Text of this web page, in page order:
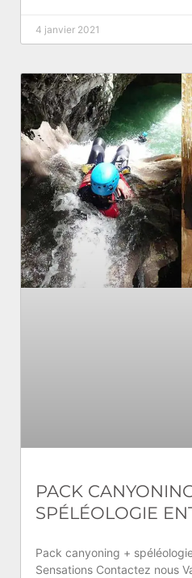
4 janvier 2021
PACK
SPÉLÉOLOGIE
Pack canyoning +
Sensations Contactez nous